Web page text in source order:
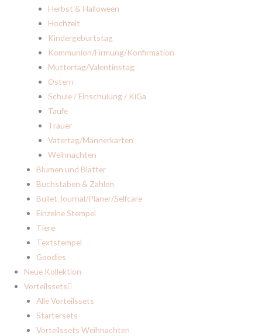
Herbst & Halloween
Hochzeit
Kindergeburtstag
Kommunion/Firmung/Konfirmation
Muttertag/Valentinstag
Ostern
Schule / Einschulung / KiGa
Taufe
Trauer
Vatertag/Männerkarten
Weihnachten
Blumen und Blätter
Buchstaben & Zahlen
Bullet Journal/Planer/Selfcare
Einzelne Stempel
Tiere
Textstempel
Goodies
Neue Kollektion
Vorteilssets
Alle Vorteilssets
Startersets
Vorteilssets Weihnachten